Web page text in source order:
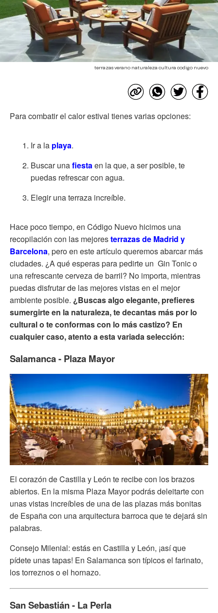
terrazas verano naturaleza cultura codigo nuevo
Para combatir el calor estival tienes varias opciones:
Ir a la playa.
Buscar unafiestaen la que, a ser posible, te
puedas refrescar con agua.
Elegir una terraza increíble.
Hace poco tiempo, en Código Nuevo hicimos una
recopilación con las mejoresterrazas de Madrid y
Barcelona, pero en este artículo queremos abarcar más
ciudades. ¿A qué esperas para pedirte un Gin Tonic o
una refrescante cerveza de barril? No importa, mientras
puedas disfrutar de las mejores vistas en el mejor
ambiente posible. ¿Buscas algo elegante, prefieres
sumergirte en la naturaleza, te decantas más por lo
cultural o te conformas con lo más castizo? En
cualquier caso, atento a esta variada selección:
Salamanca - Plaza Mayor
El corazón de Castilla y León te recibe con los brazos
abiertos. En la misma Plaza Mayor podrás deleitarte con
unas vistas increíbles de una de las plazas más bonitas
de España con una arquitectura barroca que te dejará sin
palabras.
Consejo Milenial: estás en Castilla y León, ¡así que
pídete unas tapas! En Salamanca son típicos el farinato,
los torreznos o el hornazo.
San Sebastián - La Perla